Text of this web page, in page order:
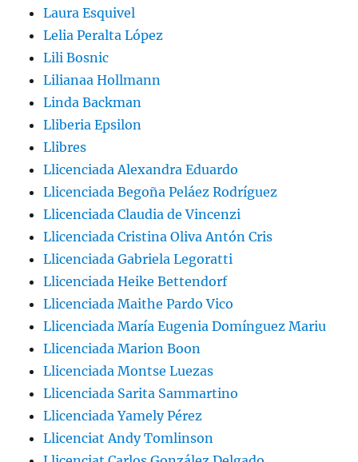
Laura Esquivel
Lelia Peralta López
Lili Bosnic
Lilianaa Hollmann
Linda Backman
Lliberia Epsilon
Llibres
Llicenciada Alexandra Eduardo
Llicenciada Begoña Peláez Rodríguez
Llicenciada Claudia de Vincenzi
Llicenciada Cristina Oliva Antón Cris
Llicenciada Gabriela Legoratti
Llicenciada Heike Bettendorf
Llicenciada Maithe Pardo Vico
Llicenciada María Eugenia Domínguez Mariu
Llicenciada Marion Boon
Llicenciada Montse Luezas
Llicenciada Sarita Sammartino
Llicenciada Yamely Pérez
Llicenciat Andy Tomlinson